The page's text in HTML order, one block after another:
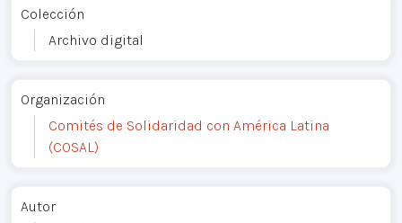
Colección
Archivo digital
Organización
Comités de Solidaridad con América Latina
(COSAL)
Autor